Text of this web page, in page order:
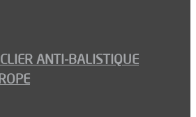
ANTI-BALISTIQUE